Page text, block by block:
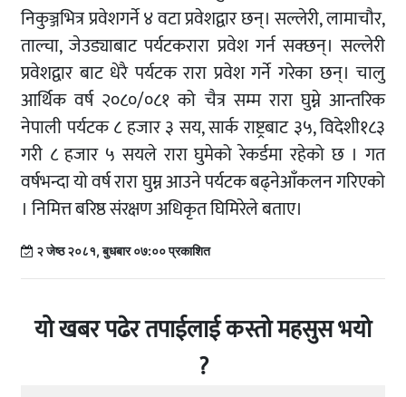
निकुञ्जभित्रप्रवेशगर्ने४वटाप्रवेशद्वारछन्। सल्लेरी,लामाचौर,
ताल्चा,जेउड्याबाट पर्यटकरारा प्रवेश गर्न सक्छन्। सल्लेरी
प्रवेशद्वार बाट धेरै पर्यटक रारा प्रवेश गर्ने गरेका छन्। चालु
आर्थिक वर्ष २०८०/०८१ को चैत्र सम्मरारा घुम्ने आन्तरिक
नेपालीपर्यटक८हजार३ सय,सार्कराष्ट्रबाट ३५,विदेशी१८३
गरी ८ हजार ५ सयले रारा घुमेको रेकर्डमा रहेको छ । गत
वर्षभन्दायोवर्षराराघुम्नआउनेपर्यटकबढ्नेआँकलनगरिएको
।निमित्तबरिष्ठ संरक्षणअधिकृतघिमिरेलेबताए।
२ जेष्ठ २०८१, बुधबार ०७:०० प्रकाशित
यो खबर पढेर तपाईलाई कस्तो महसुस भयो
?